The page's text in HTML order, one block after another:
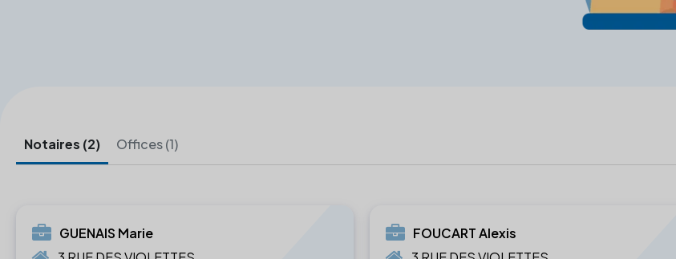
Notaires (2) Offices (1)
GUENAIS Marie
FOUCART Alexis